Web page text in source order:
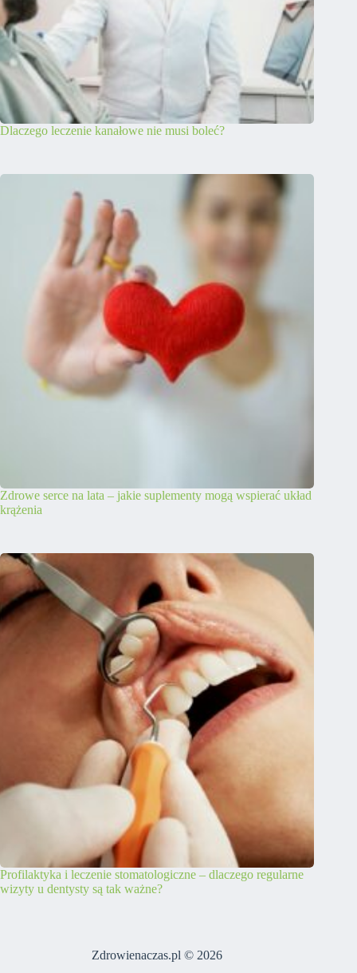
Dlaczego leczenie kanałowe nie musi boleć?
Zdrowe serce na lata – jakie suplementy mogą wspierać układ
krążenia
Profilaktyka i leczenie stomatologiczne – dlaczego regularne
wizyty u dentysty są tak ważne?
Zdrowienaczas.pl © 2026